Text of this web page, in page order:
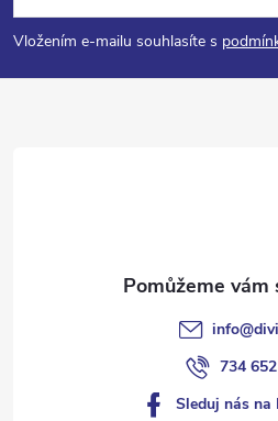
pVložením e-mailu souhlasíte s
info@
734
Sleduj nás na